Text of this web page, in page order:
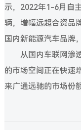
示，2022年1-6月自
辆，增幅远超合资品
国内新能源汽车品牌
从国内车联网渗
的市场空间正在快速
来广通远驰的市场份